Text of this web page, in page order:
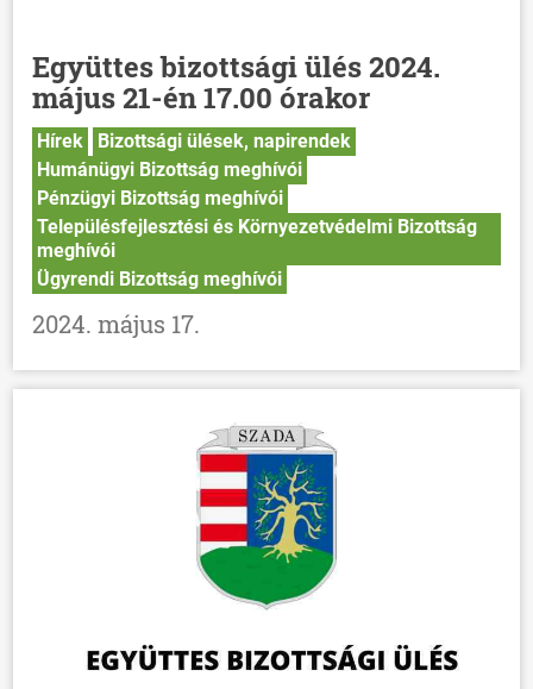
Együttes bizottsági ülés 2024.
május 21-én 17.00 órakor
Hírek
Bizottsági ülések, napirendek
Humánügyi Bizottság meghívói
Pénzügyi Bizottság meghívói
Településfejlesztési és Környezetvédelmi Bizottság
meghívói
Ügyrendi Bizottság meghívói
2024. május 17.